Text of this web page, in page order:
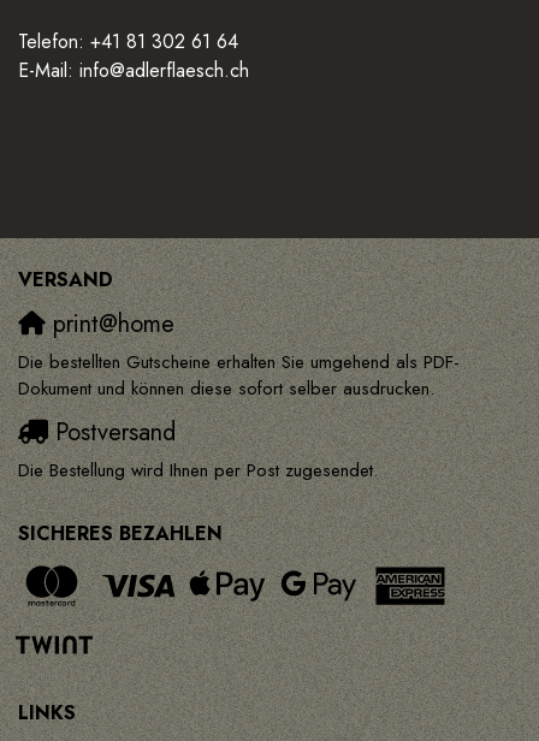
Telefon: +41 81 302 61 64
E-Mail: info@adlerflaesch.ch
VERSAND
print@home
Die bestellten Gutscheine erhalten Sie umgehend als PDF-
Dokument und können diese sofort selber ausdrucken.
Postversand
Die Bestellung wird Ihnen per Post zugesendet.
SICHERES BEZAHLEN
LINKS